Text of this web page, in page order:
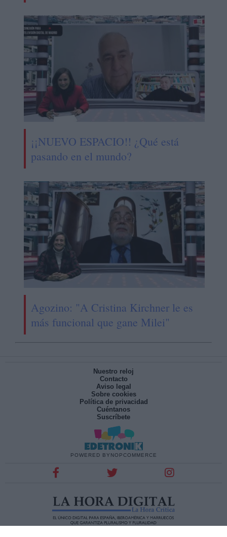
¡¡NUEVO ESPACIO!! ¿Qué está
pasando en el mundo?
Agozino: "A Cristina Kirchner le es
más funcional que gane Milei"
Nuestro reloj
Contacto
Aviso legal
Sobre cookies
Política de privacidad
Cuéntanos
Suscríbete
POWERED BY NOPCOMMERCE